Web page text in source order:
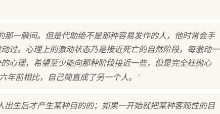
一瞬间。但是代助绝不是那种容易发作的人，他时常会手
过。心理上的激动状态乃是接近死亡的自然阶段，每激动一
心理，希望至少能向那种阶段接近一些，但是完全枉抛心
前相比，自己简直成了另一个人。
"
生后才产生某种目的的；如果一开始就把某种客观性的目